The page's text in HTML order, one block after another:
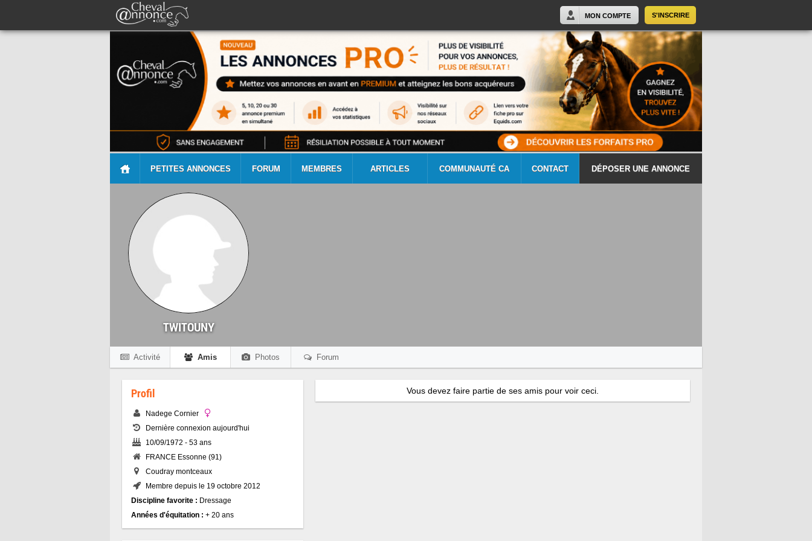
S'INSCRIRE
MON COMPTE
PETITES ANNONCES FORUM MEMBRES ARTICLES COMMUNAUTÉ CA CONTACT DÉPOSER UNE ANNONCE
TWITOUNY
Activité Amis Photos Forum
Profil
Nadege Cornier
Dernière connexion aujourd'hui
10/09/1972 - 53 ans
FRANCE Essonne (91)
Coudray montceaux
Membre depuis le 19 octobre 2012
Discipline favorite : Dressage
Années d'équitation : + 20 ans
Vous devez faire partie de ses amis pour voir ceci.